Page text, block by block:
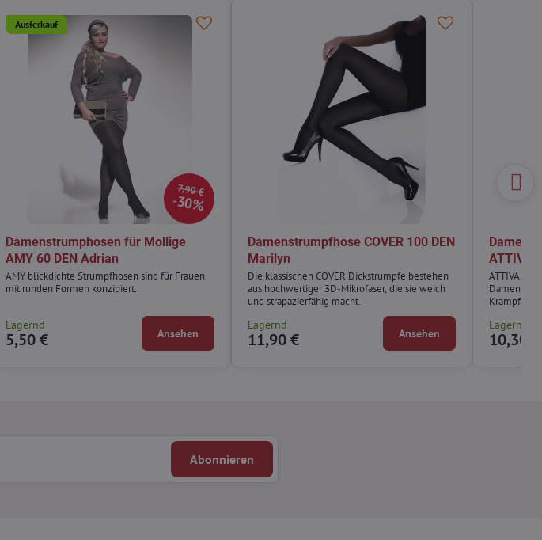
7,90 €
30%
Ausferkauf
Damenstrumphosen für Mollige
AMY 60 DEN Adrian
AMY blickdichte Strumpfhosen sind für Frauen
mit runden Formen konzipiert.
Lagernd
5,50 € Ansehen
Damenstrumpfhose COVER 100 DEN
Marilyn
Die klassischen COVER Dickstrumpfe bestehen
aus hochwertiger 3D-Mikrofaser, die sie weich
und strapazierfähig macht.
Lagernd
11,90 € Ansehen
Damen
ATTIVA
ATTIVA
Damen
Lagernd
10,30 €
Abonnieren